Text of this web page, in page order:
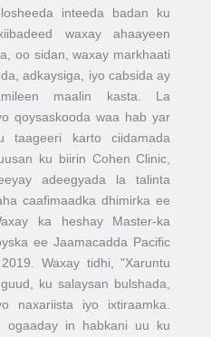
inteeda badan ku
waxay ahaayeen
oo sidan, waxay markhaati
adkaysiga, iyo cabsida ay
maalin kasta. La
qoysaskooda waa hab yar
karto ciidamada
ku biirin Cohen Clinic,
adeegyada la talinta
caafimaadka dhimirka ee
ka heshay Master-ka
ee Jaamacadda Pacific
Waxay tidhi, "Xaruntu
ku salaysan bulshada,
naxariista iyo ixtiraamka.
ogaaday in habkani uu ku